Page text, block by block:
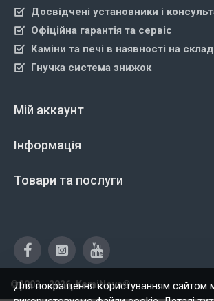
Досвідчені установники і
Офіційна гарантія та сервіс
Каміни та печі в наявності на
Гнучка система знижок
Мій аккаунт
Інформація
Товари та послуги
©2003 - 2026, KamiNova®
Для покращення користуванням сайтом